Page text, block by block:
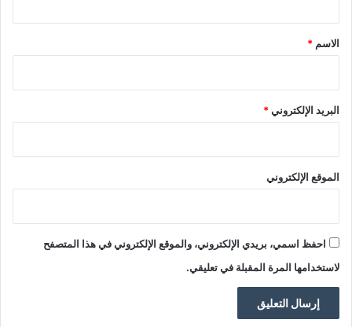
*
الاسم *
البريد الإلكتروني*
الموقع الإلكتروني
احفظ اسمي، بريدي الإلكتروني، والموقع الإلكتروني في هذا المتصفح
لاستخدامها المرة المقبلة في تعليقي.